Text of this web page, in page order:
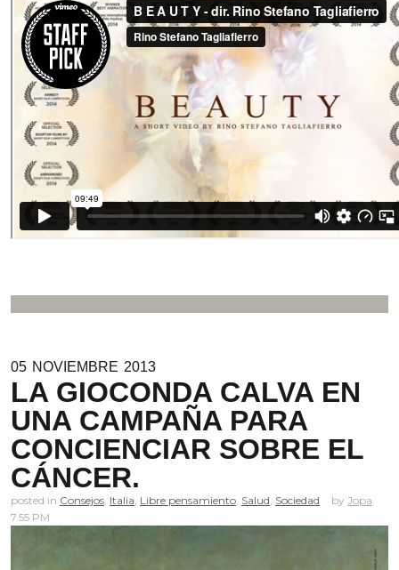
05 NOVIEMBRE 2013
LA GIOCONDA CALVA EN
UNA CAMPAÑA PARA
CONCIENCIAR SOBRE EL
CÁNCER.
posted in Consejos Italia Libre pensamiento Salud Sociedad
Jopa
7.55 PM